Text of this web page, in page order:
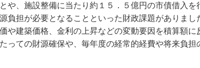
や、施設整備に当たり約１５．５億円の市債借入
担が必要となることといった財政課題がありまし
建築価格、金利の上昇などの変動要因を積算額に
っての財源確保や、毎年度の経常的経費や将来負